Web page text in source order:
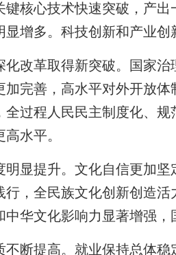
键核心技术快速突破，产
显增多。科技创新和产业
革取得新突破。国家治
加完善，高水平对外开放
全过程人民民主制度化、
水平。
提升。文化自信更加坚
行，全民族文化创新创造
中华文化影响力显著增强
提高。就业保持总体稳